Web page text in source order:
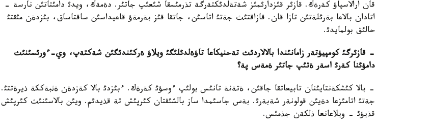
قان ارالاسپاؤ كةرةك. قازئر قئزدارئمئز شةتةلدئكتةرگة تذرمئسقا شئعئپ جاتئر. دةمةك، ويدئ دامئتاتئن نارسة -
اتادان بالاعا بةرئلةتئن تازا قان. قازاقتئث جةتئ اتاسئن، جاتقا قئز بةرمةؤ قاعيداسئن ساقتاساق، بئزدةن مئقتئ
حالئق بولمايدئ.
- قازئرگئ كومپيؤتةر زامانئندا بالالاردئث تةحنيكاعا تاؤةلدئلئگئ ويلاؤ ةركئندئگئن شةكتةپ، وي-ءورئسئنئث
دامؤئنا كةرئ اسةر ةتئپ جاتئر ةمةس پة؟
- بالا كئشكةنتايئنان تابيعاتقا جاقئن، ةتةنة تانئس بولئپ ءوسؤئ كةرةك. ءبئزدئ بالا كةزدةن ةثبةككة ذيرةتتئ.
جةتئ اتامئزعا دةيئن قولونةر شةبةرئ. بةس جاسئمدا ساز بالشئقتان كئرپئش تة قذيدئم. ويئن بالاسئنئث كئرپئش
قذيؤئ - ويلاعانعا ذلكةن جذمئس.